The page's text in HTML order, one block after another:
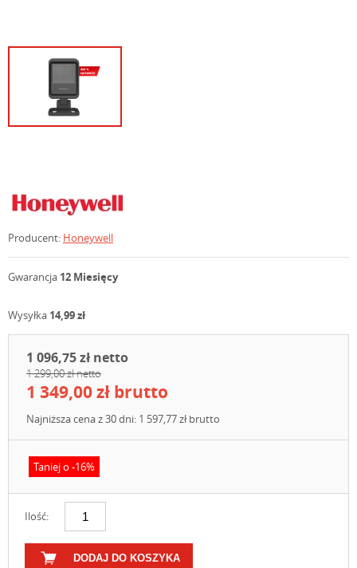
Producent: Honeywell
Gwarancja 12 Miesięcy
Wysyłka 14,99 zł
1 096,75 zł netto
1 299,00 zł netto
1 349,00 zł brutto
Najniższa cena z 30 dni: 1 597,77 zł brutto
Taniej o -16%
Ilość:
DODAJ DO KOSZYKA